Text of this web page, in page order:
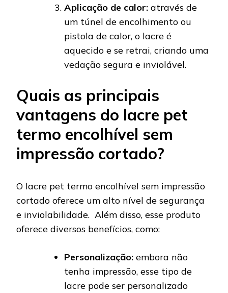
Aplicação de calor: através de
um túnel de encolhimento ou
pistola de calor, o lacre é
aquecido e se retrai, criando uma
vedação segura e inviolável.
Quais as principais
vantagens do lacre pet
termo encolhível sem
impressão cortado?
O lacre pet termo encolhível sem impressão
cortado oferece um alto nível de segurança
e inviolabilidade. Além disso, esse produto
oferece diversos benefícios, como:
Personalização: embora não
tenha impressão, esse tipo de
lacre pode ser personalizado